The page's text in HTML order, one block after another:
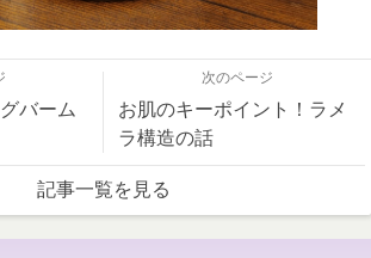
バーム
次のページ
お肌のキーポイント！ラメ
ラ構造の話
記事一覧を見る